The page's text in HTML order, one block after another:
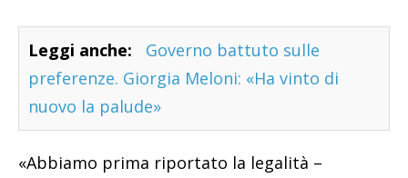
Leggi anche:
Governo battuto sulle
preferenze. Giorgia Meloni: «Ha vinto di
nuovo la palude»
«Abbiamo prima riportato la legalità –